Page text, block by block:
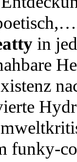
in
funky-